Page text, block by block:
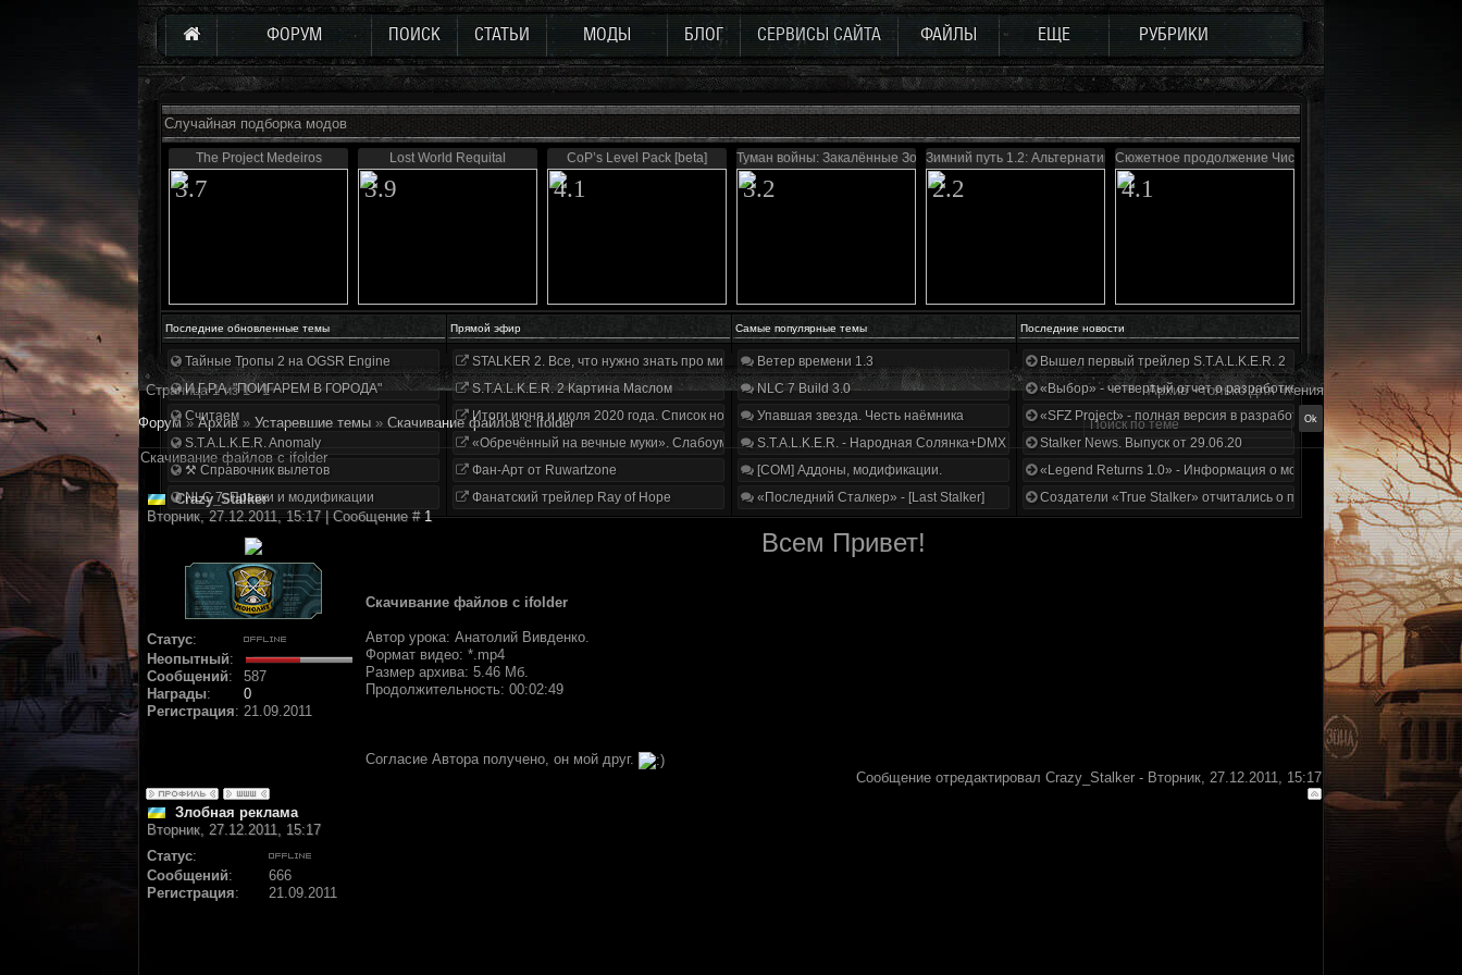
ФОРУМ ПОИСК СТАТЬИ МОДЫ БЛОГ СЕРВИСЫ САЙТА ФАЙЛЫ ЕЩЕ РУБРИКИ
Случайная подборка модов
The Project Medeiros
3.7
Lost World Requital
3.9
CoP’s Level Pack [beta]
4.1
Туман войны: Закалённые Зоной
3.2
Зимний путь 1.2: Альтернатива
2.2
Сюжетное продолжение Чистого неба
4.1
Последние обновленные темы Прямой эфир Самые популярные темы Последние новости
Тайные Тропы 2 на OGSR Engine
И.Г.Р.А. "ПОИГАРЕМ В ГОРОДА"
Считаем
S.T.A.L.K.E.R. Anomaly
⚒ Справочник вылетов
NLC 7. Правки и модификации
STALKER 2. Все, что нужно знать про мир, геймплей и сюжет | Разбор трейлера
S.T.A.L.K.E.R. 2 Картина Маслом
Итоги июня и июля 2020 года. Список нововведений
«Обречённый на вечные муки». Слабоумие и отвага
Фан-Арт от Ruwartzone
Фанатский трейлер Ray of Hope
Ветер времени 1.3
NLC 7 Build 3.0
Упавшая звезда. Честь наёмника
S.T.A.L.K.E.R. - Народная Солянка+DMX 1.3.5.ООП.МА.К.
[COM] Аддоны, модификации.
«Последний Сталкер» - [Last Stalker]
Вышел первый трейлер S.T.A.L.K.E.R. 2
«Выбор» - четвертый отчет о разработке!
«SFZ Project» - полная версия в разработке!
Stalker News. Выпуск от 29.06.20
«Legend Returns 1.0» - Информация о моде за июнь 2020
Создатели «True Stalker» отчитались о проделанной работе
Страница1из1 1
Архив - только для чтения
Форум » Архив » Устаревшие темы » Скачивание файлов с ifolder
Скачивание файлов с ifolder
Crazy_Stalker
Вторник, 27.12.2011, 15:17 | Сообщение #1
Статус:
Неопытный:
Сообщений:
587
Награды:
0
Регистрация: 21.09.2011
Всем Привет!
Скачивание файлов с ifolder
Автор урока: Анатолий Вивденко.
Формат видео: *.mp4
Размер архива: 5.46 Мб.
Продолжительность: 00:02:49
Согласие Автора получено, он мой друг.
Сообщение отредактировал Crazy_Stalker - Вторник, 27.12.2011, 15:17
Злобная реклама
Вторник, 27.12.2011, 15:17
Статус:
Сообщений:
666
Регистрация: 21.09.2011